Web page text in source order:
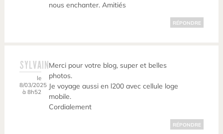
nous enchanter. Amitiés
RÉPONDRE
SYLVAIN
le
8/03/2025
à 8h52
Merci pour votre blog, super et belles
photos.
Je voyage aussi en l200 avec cellule loge
mobile.
Cordialement
RÉPONDRE